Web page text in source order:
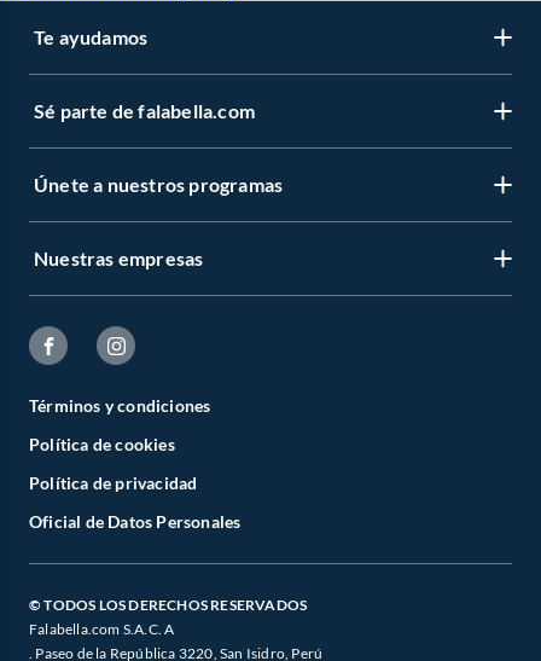
Te ayudamos
Sé parte de falabella.com
Únete a nuestros programas
Nuestras empresas
Términos y condiciones
Política de cookies
Política de privacidad
Oficial de Datos Personales
© TODOS LOS DERECHOS RESERVADOS
Falabella.com S.A.C. A
. Paseo de la República 3220, San Isidro, Perú